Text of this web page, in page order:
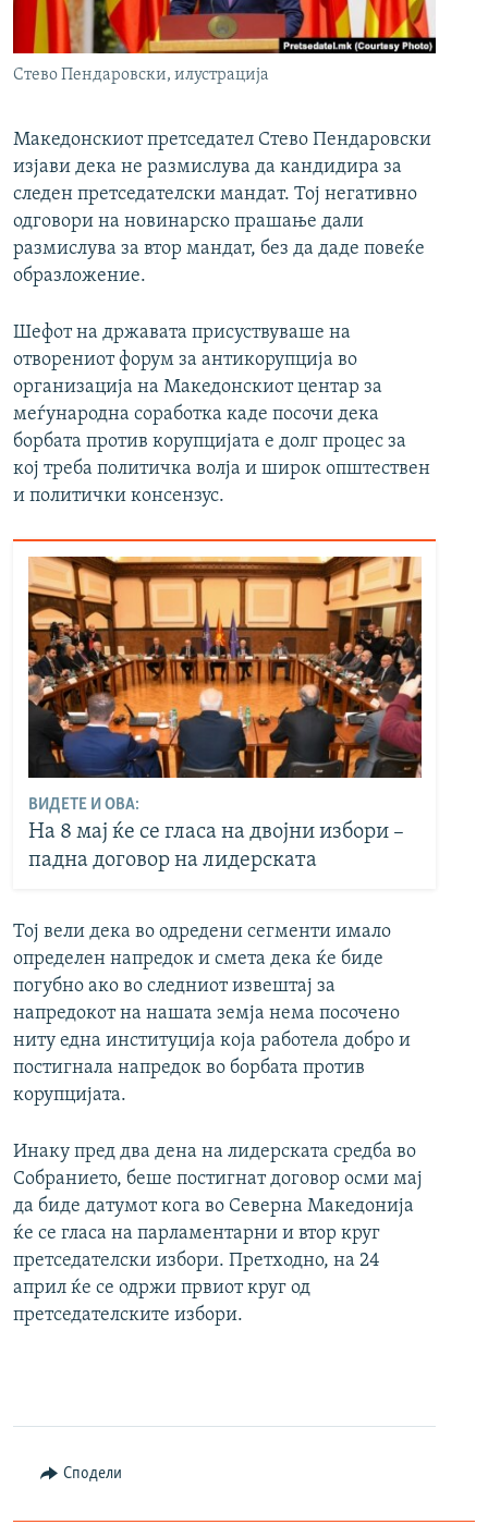
РСЕ веб страници
Стево Пендаровски, илустрација
Македонскиот претседател Стево Пендаровски
изјави дека не размислува да кандидира за
следен претседателски мандат. Тој негативно
одговори на новинарско прашање дали
размислува за втор мандат, без да даде повеќе
образложение.
Шефот на државата присуствуваше на
отворениот форум за антикорупција во
организација на Македонскиот центар за
меѓународна соработка каде посочи дека
борбата против корупцијата е долг процес за
кој треба политичка волја и широк општествен
и политички консензус.
ВИДЕТЕ И ОВА:
На 8 мај ќе се гласа на двојни избори –
падна договор на лидерската
Тој вели дека во одредени сегменти имало
определен напредок и смета дека ќе биде
погубно ако во следниот извештај за
напредокот на нашата земја нема посочено
ниту една институција која работела добро и
постигнала напредок во борбата против
корупцијата.
Инаку пред два дена на лидерската средба во
Собранието, беше постигнат договор осми мај
да биде датумот кога во Северна Македонија
ќе се гласа на парламентарни и втор круг
претседателски избори. Претходно, на 24
април ќе се одржи првиот круг од
претседателските избори.
Сподели